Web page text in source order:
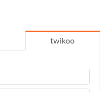
twikoo